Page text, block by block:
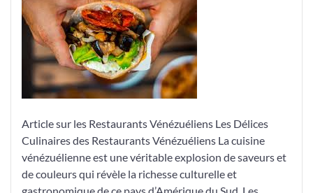
d’un
Restaurant
Vénézuélien
Article sur les Restaurants Vénézuéliens Les Délices
Culinaires des Restaurants Vénézuéliens La cuisine
vénézuélienne est une véritable explosion de saveurs et
de couleurs qui révèle la richesse culturelle et